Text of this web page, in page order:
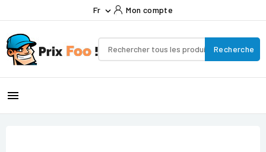
Fr  Mon compte
Recherche
